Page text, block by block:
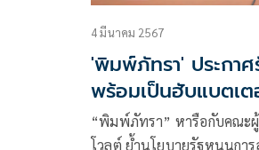
4 มีนาคม 2567
'พิมพ์ภัทรา' ประกา
พร้อมเป็นฮับแบตเต
“พิมพ์ภัทรา” หารือกับคณะ
โวลต์ ย้ำนโยบายรัฐหนุนกา